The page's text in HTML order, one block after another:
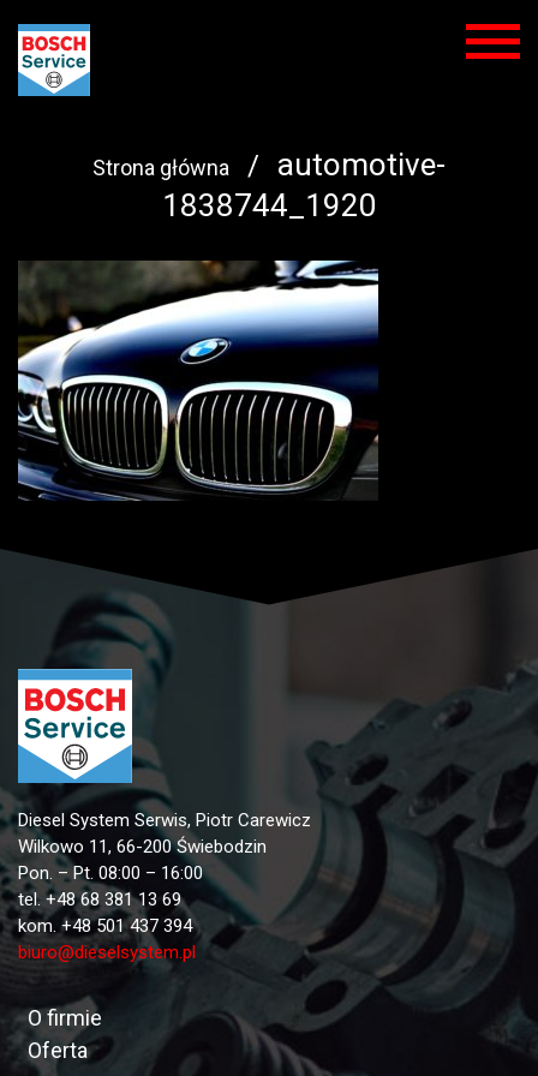
Strona główna /
automotive-
1838744_1920
Diesel System Serwis, Piotr Carewicz
Wilkowo 11, 66-200 Świebodzin
Pon. – Pt. 08:00 – 16:00
tel. +48 68 381 13 69
kom. +48 501 437 394
biuro@dieselsystem.pl
O firmie
Oferta